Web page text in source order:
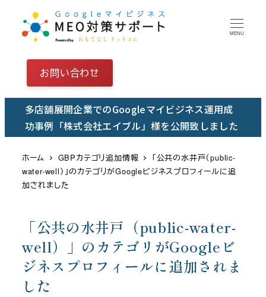
テ
MENU
お問い合わせ
多店舗展開企業でのGoogleマイビジネス運用成
功事例「株式会社エイブル」様を公開致しました
ホーム GBPカテゴリ追加情報
「公共の水井戸（public-
water-well）」のカテゴリがGoogleビジネスプロフィールに追
加されました
「公共の水井戸（public-water-
well）」のカテゴリがGoogleビ
ジネスプロフィールに追加されま
した